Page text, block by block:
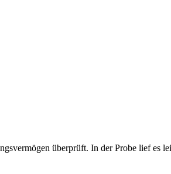
überprüft. In der Probe lief